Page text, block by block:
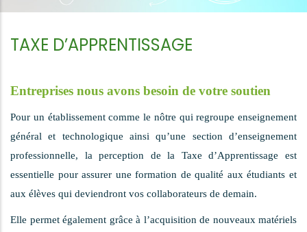
TAXE D’APPRENTISSAGE
Entreprises nous avons besoin de votre soutien
Pour un établissement comme le nôtre qui regroupe enseignement
général et technologique ainsi qu’une section d’enseignement
professionnelle, la perception de la Taxe d’Apprentissage est
essentielle pour assurer une formation de qualité aux étudiants et
aux élèves qui deviendront vos collaborateurs de demain.
Elle permet également grâce à l’acquisition de nouveaux matériels